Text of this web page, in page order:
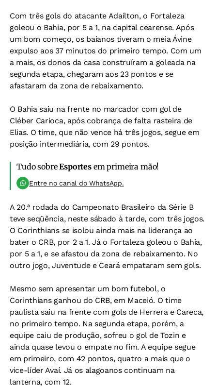
Com três gols do atacante Adaílton, o Fortaleza
goleou o Bahia, por 5 a 1, na capital cearense. Após
um bom começo, os baianos tiveram o meia Ávine
expulso aos 37 minutos do primeiro tempo. Com um
a mais, os donos da casa construíram a goleada na
segunda etapa, chegaram aos 23 pontos e se
afastaram da zona de rebaixamento.
O Bahia saiu na frente no marcador com gol de
Cléber Carioca, após cobrança de falta rasteira de
Elias. O time, que não vence há três jogos, segue em
posição intermediária, com 29 pontos.
Tudo sobreEsportesem primeira mão!
Entre no canal do WhatsApp.
A 20.ª rodada do Campeonato Brasileiro da Série B
teve seqüência, neste sábado à tarde, com três jogos.
O Corinthians se isolou ainda mais na liderança ao
bater o CRB, por 2 a 1. Já o Fortaleza goleou o Bahia,
por 5 a 1, e se afastou da zona de rebaixamento. No
outro jogo, Juventude e Ceará empataram sem gols.
Mesmo sem apresentar um bom futebol, o
Corinthians ganhou do CRB, em Maceió. O time
paulista saiu na frente com gols de Herrera e Careca,
no primeiro tempo. Na segunda etapa, porém, a
equipe caiu de produção, sofreu o gol de Tozin e
ainda quase levou o empate no fim. A equipe segue
em primeiro, com 42 pontos, quatro a mais que o
vice-líder Avaí. Já os alagoanos continuam na
lanterna, com 12.